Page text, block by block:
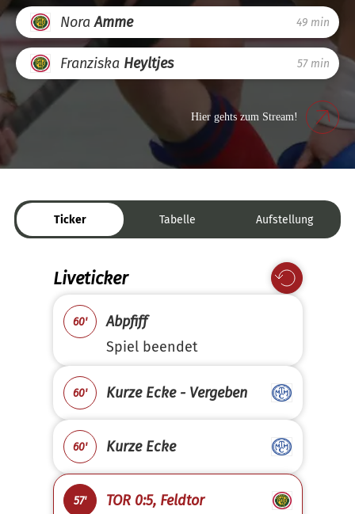
NoraAmme 49 min
Franziska Heyltjes 57 min
Hier gehts zum Stream!
Ticker Tabelle Aufstellung
Liveticker
60'
Abpfiff
Spiel beendet
60' Kurze Ecke - Vergeben
60' Kurze Ecke
57' TOR 0:5, Feldtor